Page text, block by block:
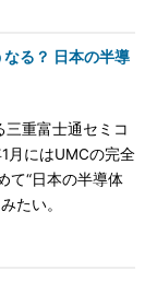
る？ 日本の半導
重富士通セミコ
月にはUMCの完全
て“日本の半導体
たい。